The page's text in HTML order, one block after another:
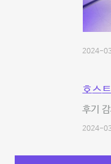
2024-
호스
후기
2024-